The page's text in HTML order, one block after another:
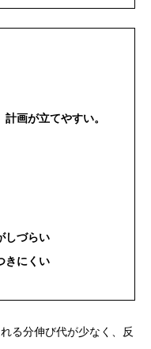
画が立てやすい。
しづらい
きにくい
る分伸び代が少なく、反